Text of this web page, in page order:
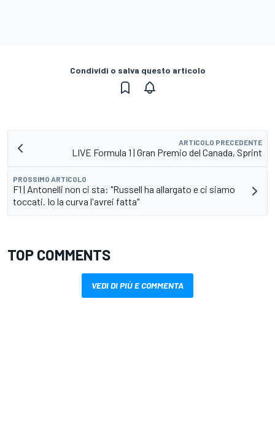
Condividi o salva questo articolo
ARTICOLO PRECEDENTE
LIVE Formula 1 | Gran Premio del Canada, Sprint
PROSSIMO ARTICOLO
F1 | Antonelli non ci sta: "Russell ha allargato e ci siamo
toccati. Io la curva l'avrei fatta"
TOP COMMENTS
VEDI DI PIÙ E COMMENTA